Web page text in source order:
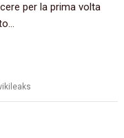
per la prima volta